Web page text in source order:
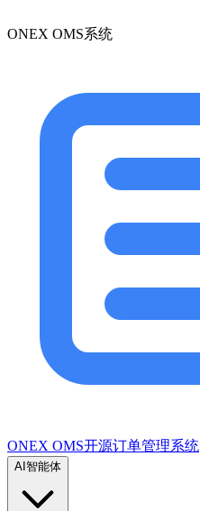
ONEX OMS系统
ONEX OMS开源订单管理系统
AI智能体